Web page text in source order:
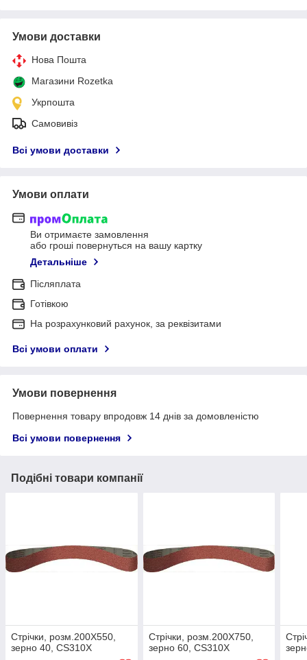
Умови доставки
Нова Пошта
Магазини Rozetka
Укрпошта
Самовивіз
Всі умови доставки
Умови оплати
Ви отримаєте замовлення
або гроші повернуться на вашу картку
Детальніше
Післяплата
Готівкою
На розрахунковий рахунок, за реквізитами
Всі умови оплати
Умови повернення
Повернення товару впродовж 14 днів за домовленістю
Всі умови повернення
Подібні товари компанії
Стрічки, розм.200X550,
зерно 40, CS310X
Стрічки, розм.200X750,
зерно 60, CS310X